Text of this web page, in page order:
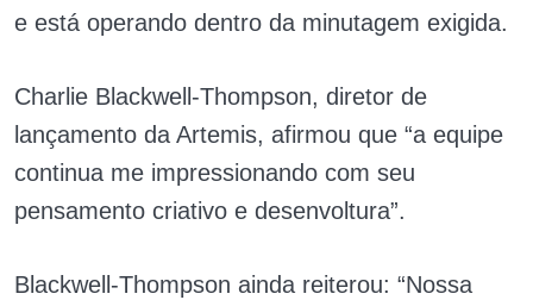
e está operando dentro da minutagem exigida.
Charlie Blackwell-Thompson, diretor de
lançamento da Artemis, afirmou que “a equipe
continua me impressionando com seu
pensamento criativo e desenvoltura”.
Blackwell-Thompson ainda reiterou: “Nossa